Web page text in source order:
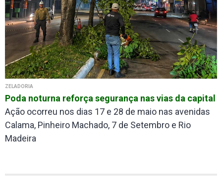
ZELADORIA
Poda noturna reforça segurança nas vias da capital
Ação ocorreu nos dias 17 e 28 de maio nas avenidas
Calama, Pinheiro Machado, 7 de Setembro e Rio
Madeira